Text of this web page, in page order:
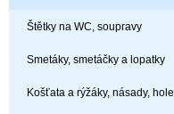
Štětky na WC, soupravy
Smetáky, smetáčky a lopatky
Košťata a rýžáky, násady, hole